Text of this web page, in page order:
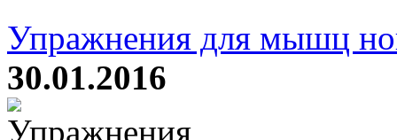
Упражнения для мышц
30.01.2016